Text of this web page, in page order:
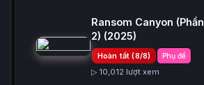
Ransom Canyon (Phần
2) (2025)
Hoàn tất (8/8) Phụ đề
▷ 10,012 lượt xem